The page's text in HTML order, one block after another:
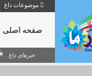
موضوعات داغ
صفحه اصلی
خبرهای داغ